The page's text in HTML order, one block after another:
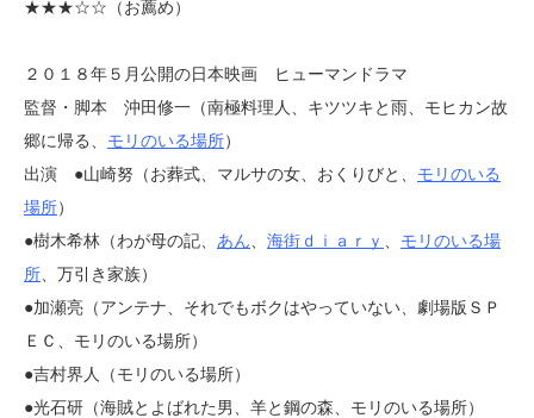
★★★☆☆（お薦め）
２０１８年５月公開の日本映画 ヒューマンドラマ
監督・脚本 沖田修一（南極料理人、キツツキと雨、モヒカン故
郷に帰る、 モリのいる場所）
出演 ●山崎努（お葬式、マルサの女、おくりびと、 モリのいる
場所）
●樹木希林（わが母の記、 あん 海街ｄｉａｒｙ
モリのいる場
所 、万引き家族）
●加瀬亮（アンテナ、それでもボクはやっていない、劇場版ＳＰ
ＥＣ、モリのいる場所）
●吉村界人（モリのいる場所）
●光石研（海賊とよばれた男、羊と鋼の森、モリのいる場所）